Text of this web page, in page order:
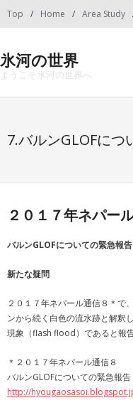
Top Home Area Study
氷河の世界
ようこそ氷河の世界へ
7.バルンGLOFにつ
２０１７年ネパー
バルンGLOFについての緊急報告
新たな疑問
２０１７年ネパール通信８＊で
ンから続く白色の流水跡と解釈
現象（flash flood）であると報告
＊２０１７年ネパール通信８
バルンGLOFについての緊急報告
http://